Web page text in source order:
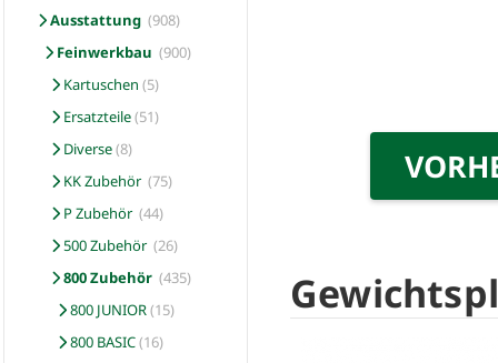
Ausstattung (908)
Feinwerkbau (900)
Kartuschen (5)
Ersatzteile(51)
Diverse(8)
KK Zubehör (75)
P Zubehör (44)
500 Zubehör (26)
800 Zubehör (435)
800 JUNIOR(15)
800 BASIC(16)